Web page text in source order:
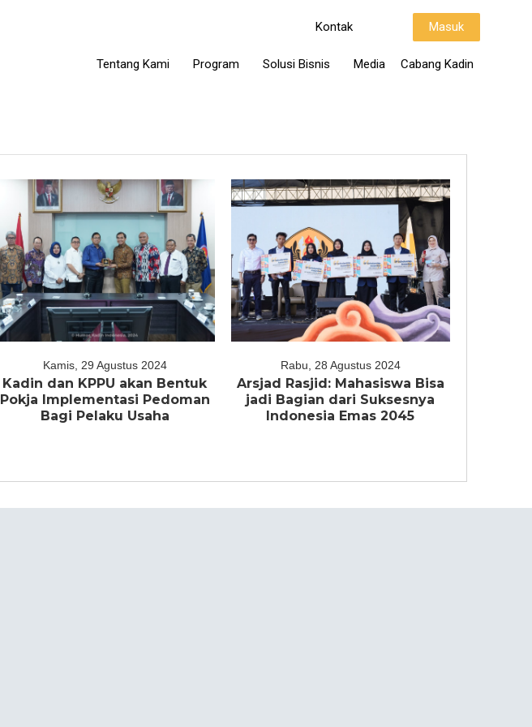
Kontak Masuk
Tentang Kami Program Solusi Bisnis Media Cabang Kadin
Kamis, 29 Agustus 2024
Kadin dan KPPU akan Bentuk
Pokja Implementasi Pedoman
Bagi Pelaku Usaha
Rabu, 28 Agustus 2024
Arsjad Rasjid: Mahasiswa Bisa
jadi Bagian dari Suksesnya
Indonesia Emas 2045